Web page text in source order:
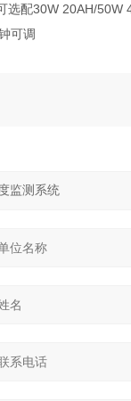
配30W 20AH/50W
可调